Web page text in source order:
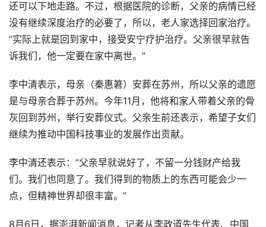
还可以下地走路。不过，根据医院的诊断，父亲的病情已经
没有继续深度治疗的必要了，所以，老人家选择回家治疗。
“实际上就是回到家中，接受安宁疗护治疗。父亲很早就告
诉我们，他一定要在家中离世。”
李中清表示，母亲（秦惠䇹）安葬在苏州，所以父亲的遗愿
是与母亲合葬于苏州。今年11月，他将和家人带着父亲的骨
灰回到苏州，举行安葬仪式。父亲生前还表示，希望子女们
继续为推动中国科技事业的发展作出贡献。
李中清还表示：“父亲早就说好了，不留一分钱财产给我
们。我们也同意了。我们得到的物质上的东西可能会少一
点，但精神世界却很丰富。”
8月6日，据澎湃新闻消息，记者从李政道先生代表、中国